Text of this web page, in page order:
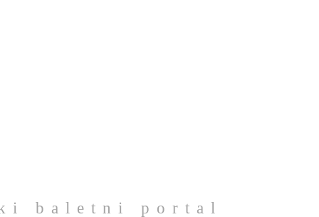
baletni portal